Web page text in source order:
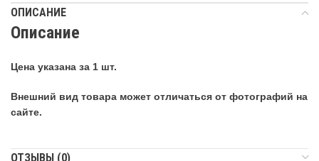
ОПИСАНИЕ
Описание
Цена указана за 1 шт.
Внешний вид товара может отличаться от фотографий на
сайте.
ОТЗЫВЫ (0)